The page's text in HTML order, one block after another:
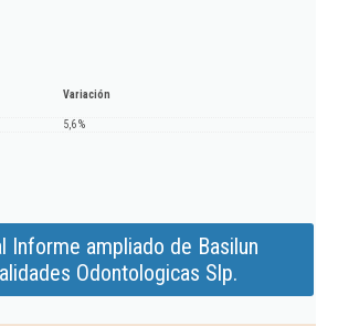
Variación
5,6 %
Informe ampliado de Basilun
Odontologicas Slp.